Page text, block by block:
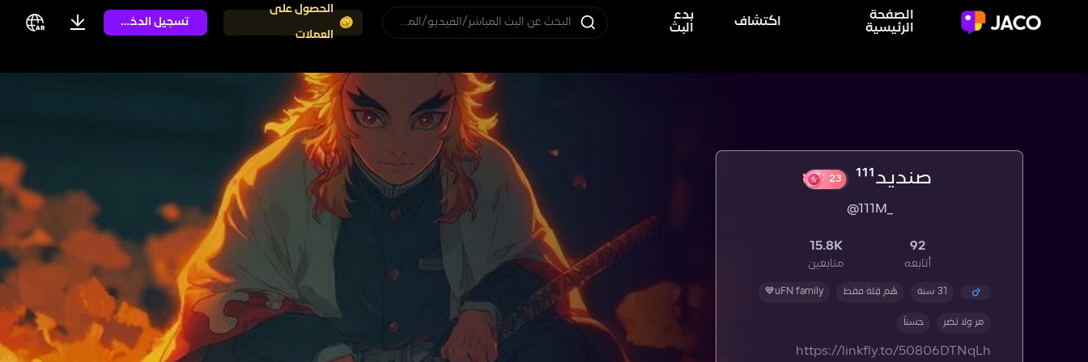
الصفحة
الرئيسية
اكتشاف
بدء
البث
البحث عن البث المباشر/الفيديو/المستخدم
الحصول على
العملات
تسجيل الدخول
صنديد¹¹¹
@111M_
92
أتابعه
15.8K
متابعين
31 سنة هُم قِلة فقط uFN family💙
مر ولا تضر حسناً
https://linkfly.to/50806DTNqLh